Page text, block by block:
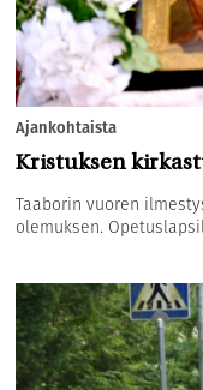
Ajankohtaista
Kristuksen
Taaborin vuoren
olemuksen.